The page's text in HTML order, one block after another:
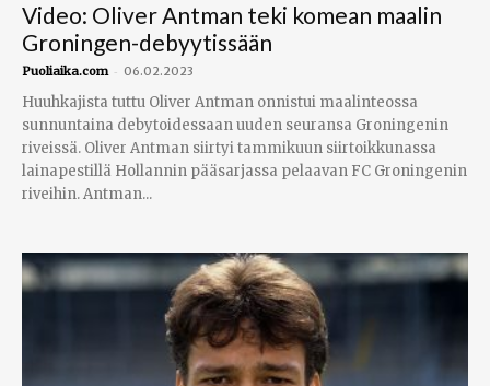
Video: Oliver Antman teki komean maalin
Groningen-debyytissään
Puoliaika.com - 06.02.2023
Huuhkajista tuttu Oliver Antman onnistui maalinteossa
sunnuntaina debytoidessaan uuden seuransa Groningenin
riveissä. Oliver Antman siirtyi tammikuun siirtoikkunassa
lainapestillä Hollannin pääsarjassa pelaavan FC Groningenin
riveihin. Antman...